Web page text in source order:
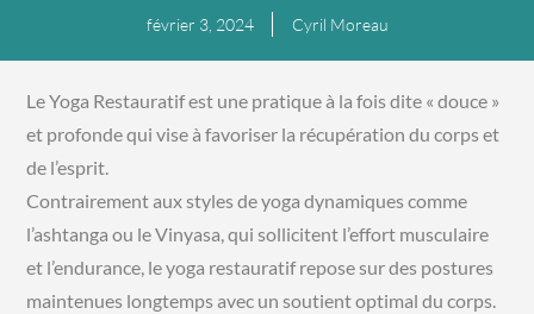
février 3, 2024 Cyril Moreau
Le Yoga Restauratif est une pratique à la fois dite « douce »
et profonde qui vise à favoriser la récupération du corps et
de l’esprit.
Contrairement aux styles de yoga dynamiques comme
l’ashtanga ou le Vinyasa, qui sollicitent l’effort musculaire
et l’endurance, le yoga restauratif repose sur des postures
maintenues longtemps avec un soutient optimal du corps.